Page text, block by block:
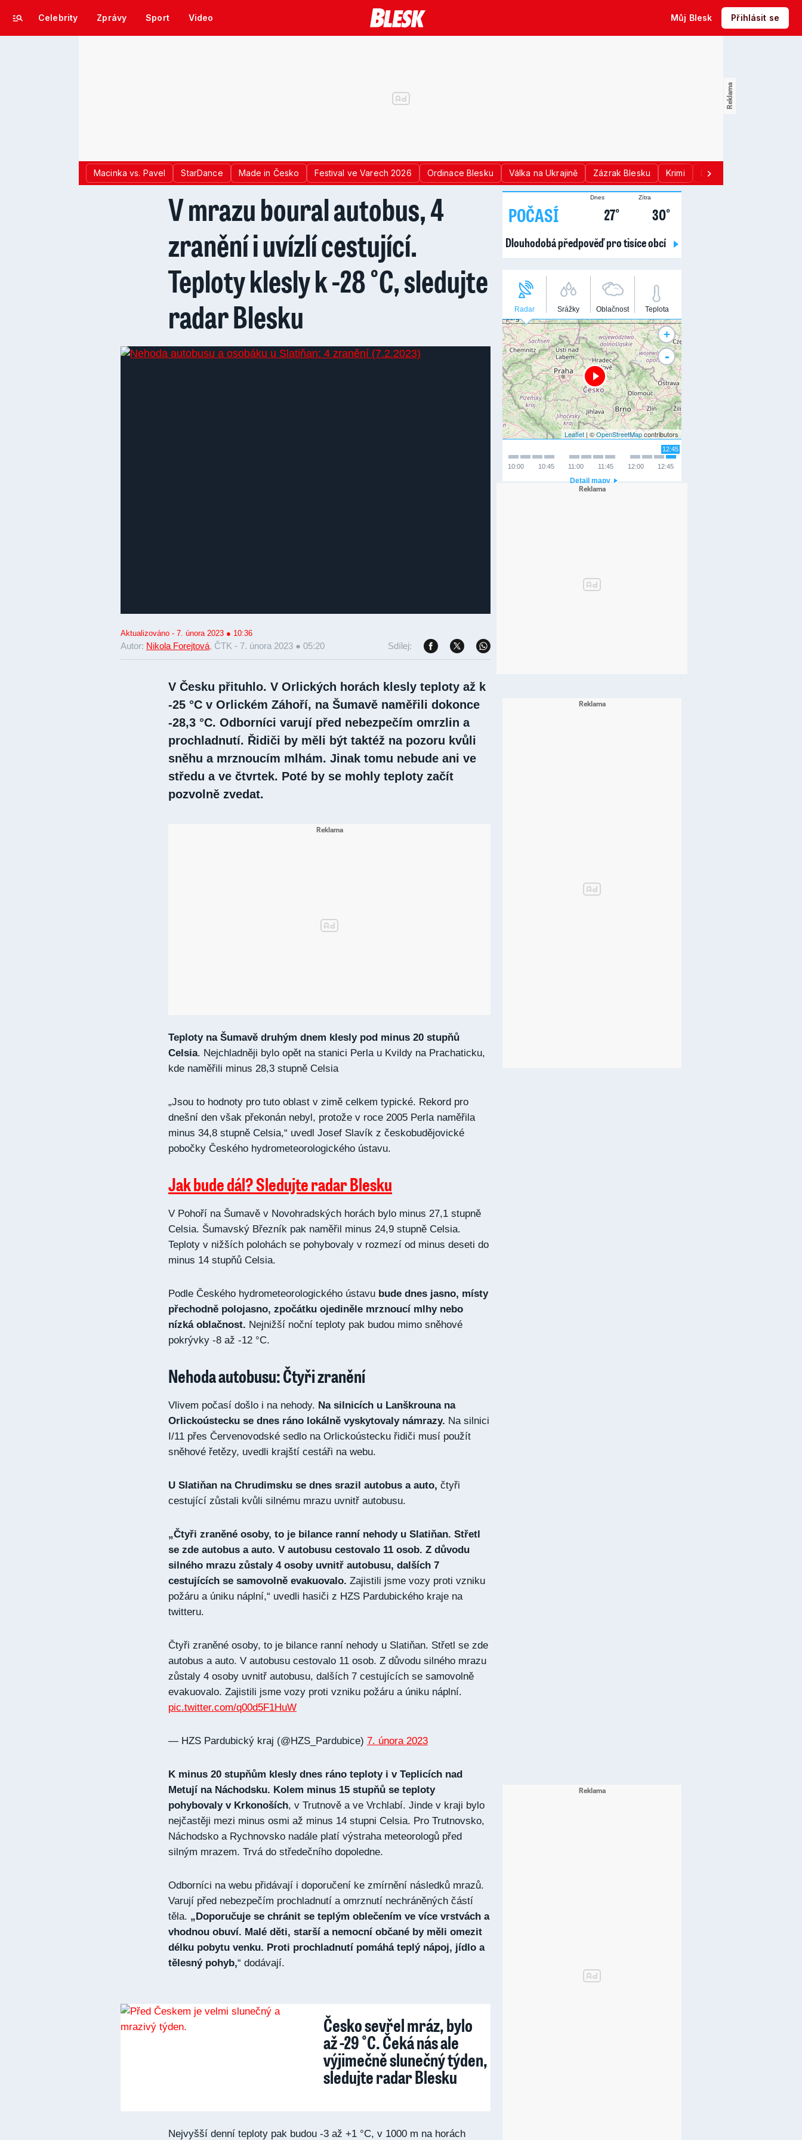
Celebrity Zprávy Sport Video Můj Blesk Přihlásit se
Macinka vs. Pavel StarDance Made in Česko Festival ve Varech 2026 Ordinace Blesku Válka na Ukrajině Zázrak Blesku Krimi Donald Trump
V mrazu boural autobus, 4
zranění i uvízlí cestující.
Teploty klesly k -28 °C, sledujte
radar Blesku
Autor: Nikola Forejtová, ČTK -
Aktualizováno - 7. února 2023 ● 10:36
7. února 2023 ● 05:20 Sdílej:
V Česku přituhlo. V Orlických horách klesly teploty až k
-25 °C v Orlickém Záhoří, na Šumavě naměřili dokonce
-28,3 °C. Odborníci varují před nebezpečím omrzlin a
prochladnutí. Řidiči by měli být taktéž na pozoru kvůli
sněhu a mrznoucím mlhám. Jinak tomu nebude ani ve
středu a ve čtvrtek. Poté by se mohly teploty začít
pozvolně zvedat.
Teploty na Šumavě druhým dnem klesly pod minus 20 stupňů
Celsia. Nejchladněji bylo opět na stanici Perla u Kvildy na Prachaticku,
kde naměřili minus 28,3 stupně Celsia
„Jsou to hodnoty pro tuto oblast v zimě celkem typické. Rekord pro
dnešní den však překonán nebyl, protože v roce 2005 Perla naměřila
minus 34,8 stupně Celsia,“ uvedl Josef Slavík z českobudějovické
pobočky Českého hydrometeorologického ústavu.
Jak bude dál? Sledujte radar Blesku
V Pohoří na Šumavě v Novohradských horách bylo minus 27,1 stupně
Celsia. Šumavský Březník pak naměřil minus 24,9 stupně Celsia.
Teploty v nižších polohách se pohybovaly v rozmezí od minus deseti do
minus 14 stupňů Celsia.
Podle Českého hydrometeorologického ústavu bude dnes jasno, místy
přechodně polojasno, zpočátku ojediněle mrznoucí mlhy nebo
nízká oblačnost. Nejnižší noční teploty pak budou mimo sněhové
pokrývky -8 až -12 °C.
Nehoda autobusu: Čtyři zranění
Vlivem počasí došlo i na nehody. Na silnicích u Lanškrouna na
Orlickoústecku se dnes ráno lokálně vyskytovaly námrazy. Na silnici
I/11 přes Červenovodské sedlo na Orlickoústecku řidiči musí použít
sněhové řetězy, uvedli krajští cestáři na webu.
U Slatiňan na Chrudimsku se dnes srazil autobus a auto, čtyři
cestující zůstali kvůli silnému mrazu uvnitř autobusu.
„Čtyři zraněné osoby, to je bilance ranní nehody u Slatiňan. Střetl
se zde autobus a auto. V autobusu cestovalo 11 osob. Z důvodu
silného mrazu zůstaly 4 osoby uvnitř autobusu, dalších 7
cestujících se samovolně evakuovalo. Zajistili jsme vozy proti vzniku
požáru a úniku náplní,“ uvedli hasiči z HZS Pardubického kraje na
twitteru.
Čtyři zraněné osoby, to je bilance ranní nehody u Slatiňan. Střetl se zde
autobus a auto. V autobusu cestovalo 11 osob. Z důvodu silného mrazu
zůstaly 4 osoby uvnitř autobusu, dalších 7 cestujících se samovolně
evakuovalo. Zajistili jsme vozy proti vzniku požáru a úniku náplní.
pic.twitter.com/q00d5F1HuW
— HZS Pardubický kraj (@HZS_Pardubice) 7. února 2023
K minus 20 stupňům klesly dnes ráno teploty i v Teplicích nad
Metují na Náchodsku. Kolem minus 15 stupňů se teploty
pohybovaly v Krkonoších, v Trutnově a ve Vrchlabí. Jinde v kraji bylo
nejčastěji mezi minus osmi až minus 14 stupni Celsia. Pro Trutnovsko,
Náchodsko a Rychnovsko nadále platí výstraha meteorologů před
silným mrazem. Trvá do středečního dopoledne.
Odborníci na webu přidávají i doporučení ke zmírnění následků mrazů.
Varují před nebezpečím prochladnutí a omrznutí nechráněných částí
těla. „Doporučuje se chránit se teplým oblečením ve více vrstvách a
vhodnou obuví. Malé děti, starší a nemocní občané by měli omezit
délku pobytu venku. Proti prochladnutí pomáhá teplý nápoj, jídlo a
tělesný pohyb,“ dodávají.
Česko sevřel mráz, bylo
až -29 °C. Čeká nás ale
výjimečně slunečný týden,
sledujte radar Blesku
Nejvyšší denní teploty pak budou -3 až +1 °C, v 1000 m na horách
POČASÍ
Dnes
27°
Zítra
30°
Dlouhodobá předpověď pro tisíce obcí
Radar Srážky Oblačnost Teplota
+
-
Leaflet | ©OpenStreetMapcontributors
12:45
12:45
12:00
11:45
11:00
10:45
10:00
Detail mapy